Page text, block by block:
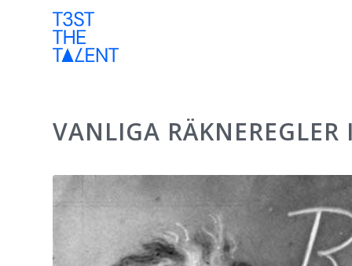
VANLIGA